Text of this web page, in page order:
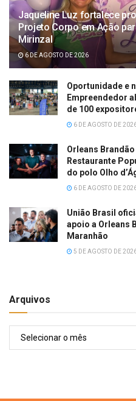
Jaqueline Luz fortalece
Projeto Corpo em Ação
Mirinzal
6 DE AGOSTO DE 2026
Oportunidade e
Empreendedor
de 100
6 DE AGOSTO DE
Orleans
Restaurante
do polo Olho
6 DE AGOSTO DE
União Brasil
apoio a Orleans
Maranhão
5 DE AGOSTO DE
Arquivos